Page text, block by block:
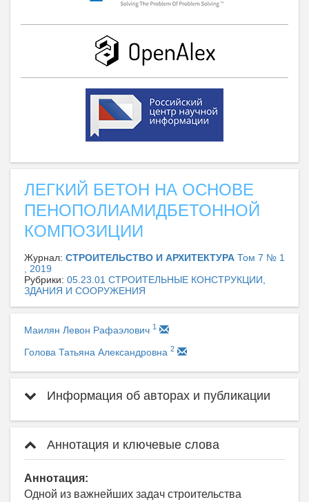
ЛЕГКИЙ БЕТОН НА ОСНОВЕ
ПЕНОПОЛИАМИДБЕТОННОЙ
КОМПОЗИЦИИ
Журнал: СТРОИТЕЛЬСТВО И АРХИТЕКТУРА Том 7 № 1
, 2019
Рубрики: 05.23.01 СТРОИТЕЛЬНЫЕ КОНСТРУКЦИИ,
ЗДАНИЯ И СООРУЖЕНИЯ
Маилян Левон Рафаэлович 1
Голова Татьяна Александровна 2
Информация об авторах и публикации
Аннотация и ключевые слова
Аннотация:
Одной из важнейших задач строительства